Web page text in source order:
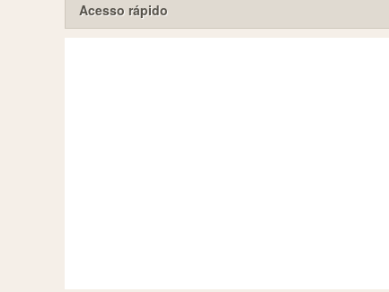
Acesso rápido